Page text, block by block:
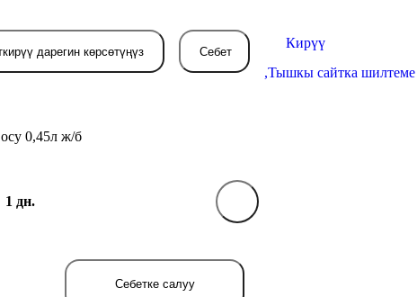
дарегин көрсөтүңүз Себет
Кирүү
,Тышкы сайтка шилтеме
0,45л ж/б
1 дн.
Себетке салуу
Себетиңиз азырынча
Бул жерде сиз буйрутма берген
товарлар пайда болот.